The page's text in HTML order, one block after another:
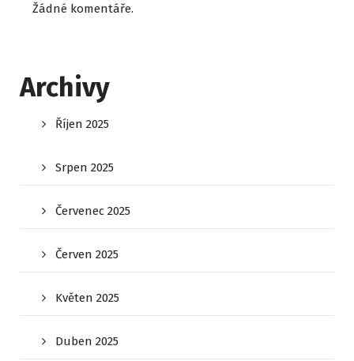
Žádné komentáře.
Archivy
Říjen 2025
Srpen 2025
Červenec 2025
Červen 2025
Květen 2025
Duben 2025